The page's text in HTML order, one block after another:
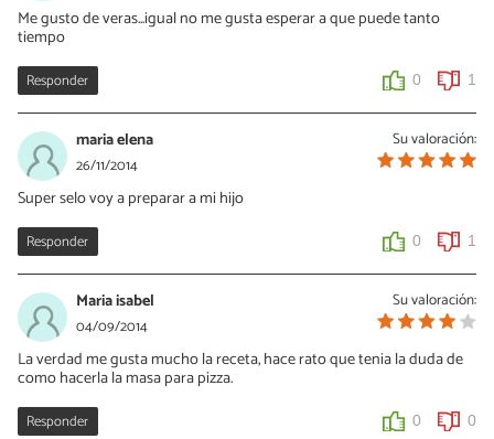
Me gusto de veras...igual no me gusta esperar a que puede tanto
tiempo
Responder 0 1
Su valoración:
maria elena
26/11/2014
Super selo voy a preparar a mi hijo
Responder 0 1
Su valoración:
Maria isabel
04/09/2014
La verdad me gusta mucho la receta, hace rato que tenia la duda de
como hacerla la masa para pizza.
Responder 0 0